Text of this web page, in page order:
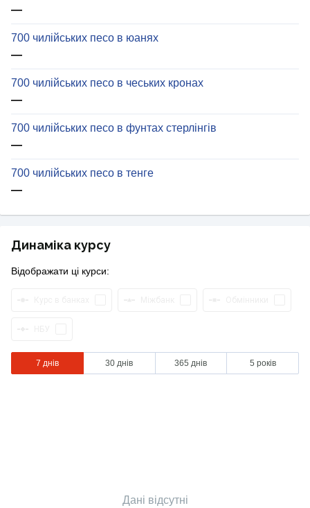
—
700 чилійських песо в юанях
—
700 чилійських песо в чеських кронах
—
700 чилійських песо в фунтах стерлінгів
—
700 чилійських песо в тенге
—
Динаміка курсу
Відображати ці курси:
7 днів 30 днів 365 днів 5 років
Дані відсутні